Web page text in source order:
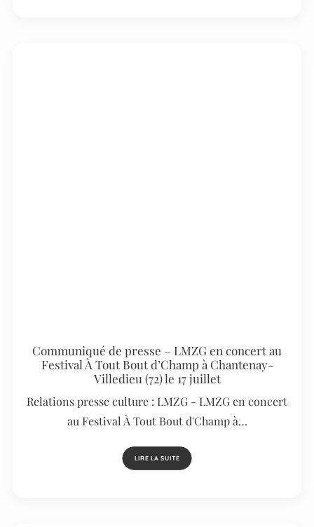
Communiqué de presse – LMZG en concert au
Festival À Tout Bout d’Champ à Chantenay-
Villedieu (72) le 17 juillet
Relations presse culture : LMZG - LMZG en concert
au Festival À Tout Bout d'Champ à…
LIRE LA SUITE